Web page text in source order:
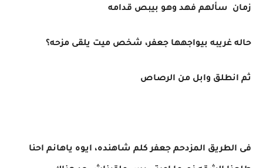
زمان سألهم فهد وهو بيبص قدامه
حاله غريبه بيواجهها جعفر، شخص ميت يلقى مزحه؟
ثم انطلق وابل من الرصاص
فى الطريق المزدحم جعفر كلم شاهنده، ايوه ياهانم احنا